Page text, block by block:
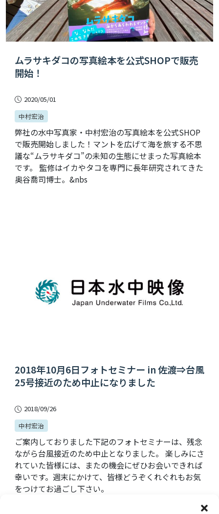
ムラサキダコの写真絵本を公式SHOPで販売
開始！
2020/05/01
中村宏治
弊社の水中写真家・中村宏治の写真絵本を公式SHOP
で販売開始しました！マントを広げて海を旅する不思
議な“ムラサキダコ”の未知の生態にせまった写真絵本
です。 監修はイカやタコを専門に長年研究されてきた
奥谷喬司博士。&nbs
2018年10月6日フォトセミナー in 佐渡⇒台風
25号接近のため中止になりました
2018/09/26
中村宏治
ご案内しておりました下記のフォトセミナーは、残念
ながら台風接近のため中止となりました。 楽しみにさ
れていた皆様には、またの機会にぜひお会いできれば
幸いです。週末にかけて、皆様どうぞくれぐれもお気
をつけてお過ごし下さい。